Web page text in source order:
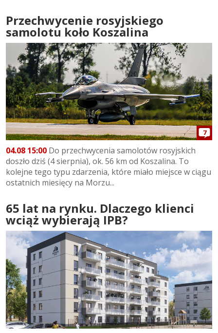
Przechwycenie rosyjskiego
samolotu koło Koszalina
7
04.08 15:00 Do przechwycenia samolotów rosyjskich
doszło dziś (4 sierpnia), ok. 56 km od Koszalina. To
kolejne tego typu zdarzenia, które miało miejsce w ciągu
ostatnich miesięcy na Morzu...
65 lat na rynku. Dlaczego klienci
wciąż wybierają IPB?